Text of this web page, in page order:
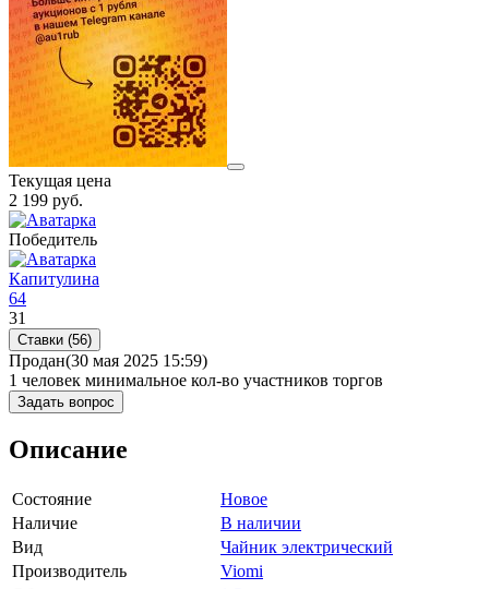
Текущая цена
2 199 руб.
Победитель
Капитулина
64
31
Ставки (56)
Продан(30 мая 2025 15:59)
1 человек минимальное кол-во участников торгов
Задать вопрос
Описание
Состояние
Новое
Наличие
В наличии
Вид
Чайник электрический
Производитель
Viomi